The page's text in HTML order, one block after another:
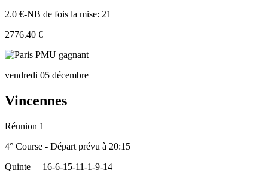
2.0 €-NB de fois la mise: 21
2776.40 €
vendredi 05 décembre
Vincennes
Réunion 1
4° Course - Départ prévu à 20:15
Quinte
16-6-15-11-1-9-14